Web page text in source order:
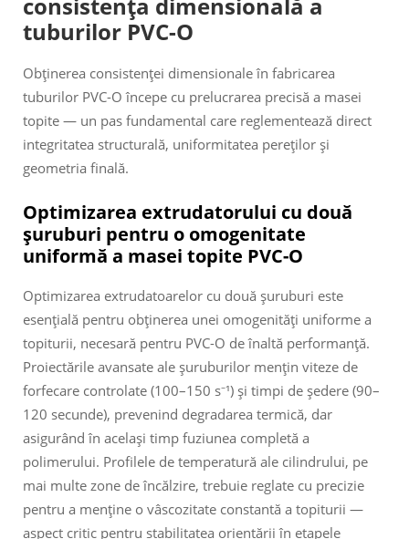
tuburilor PVC-O
Obținerea consistenței dimensionale în fabricarea
tuburilor PVC-O începe cu prelucrarea precisă a masei
topite — un pas fundamental care reglementează direct
integritatea structurală, uniformitatea pereților și
geometria finală.
Optimizarea extrudatorului cu două
șuruburi pentru o omogenitate
uniformă a masei topite PVC-O
Optimizarea extrudatoarelor cu două şuruburi este
esențială pentru obținerea unei omogenități uniforme a
topiturii, necesară pentru PVC-O de înaltă performanță.
Proiectările avansate ale şuruburilor mențin viteze de
forfecare controlate (100–150 s⁻¹) și timpi de ședere (90–
120 secunde), prevenind degradarea termică, dar
asigurând în același timp fuziunea completă a
polimerului. Profilele de temperatură ale cilindrului, pe
mai multe zone de încălzire, trebuie reglate cu precizie
pentru a menține o vâscozitate constantă a topiturii —
aspect critic pentru stabilitatea orientării în etapele